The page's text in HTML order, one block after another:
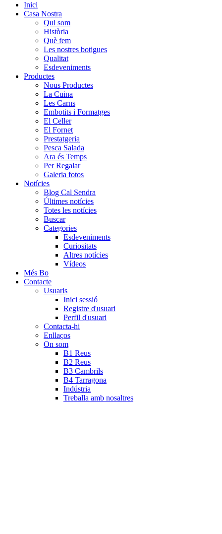
Inici
Casa Nostra
Qui som
Història
Què fem
Les nostres botigues
Qualitat
Esdeveniments
Productes
Nous Productes
La Cuina
Les Carns
Embotits i Formatges
El Celler
El Fornet
Prestatgeria
Pesca Salada
Ara és Temps
Per Regalar
Galeria fotos
Notícies
Blog Cal Sendra
Últimes notícies
Totes les notícies
Buscar
Categories
Esdeveniments
Curiositats
Altres notícies
Vídeos
Més Bo
Contacte
Usuaris
Inici sessió
Registre d'usuari
Perfil d'usuari
Contacta-hi
Enllaços
On som
B1 Reus
B2 Reus
B3 Cambrils
B4 Tarragona
Indústria
Treballa amb nosaltres